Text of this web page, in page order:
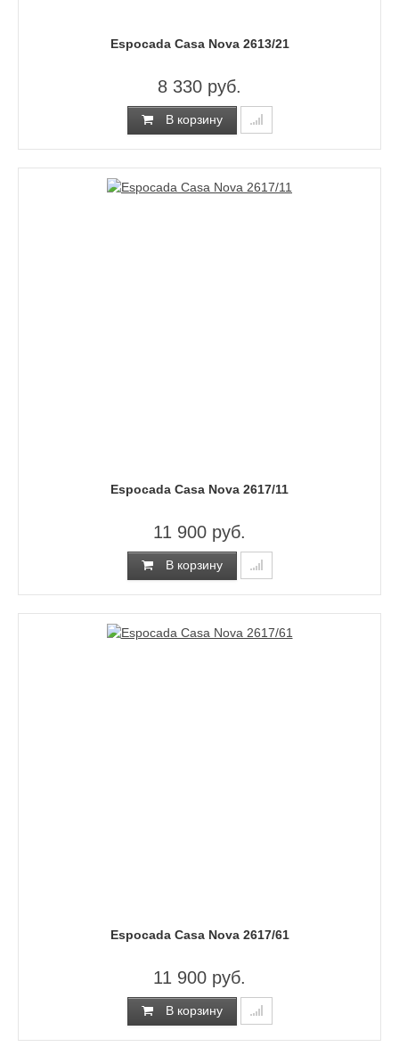
Espocada Casa Nova 2613/21
8 330 руб.
В корзину
Espocada Casa Nova 2617/11
11 900 руб.
В корзину
Espocada Casa Nova 2617/61
11 900 руб.
В корзину